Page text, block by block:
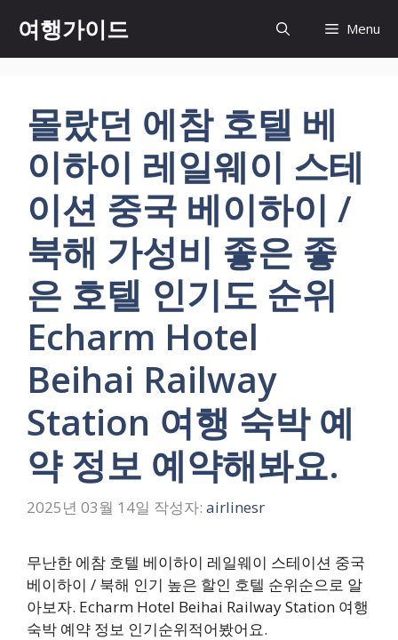
츠
여행가이드 Menu
몰랐던 에참 호텔 베
이하이 레일웨이 스테
이션 중국 베이하이 /
북해 가성비 좋은 좋
은 호텔 인기도 순위
Echarm Hotel
Beihai Railway
Station 여행 숙박 예
약 정보 예약해봐요.
2025년 03월 14일 작성자: airlinesr
무난한 에참 호텔 베이하이 레일웨이 스테이션 중국
베이하이 / 북해 인기 높은 할인 호텔 순위순으로 알
아보자. Echarm Hotel Beihai Railway Station 여행
숙박 예약 정보 인기순위적어봤어요.